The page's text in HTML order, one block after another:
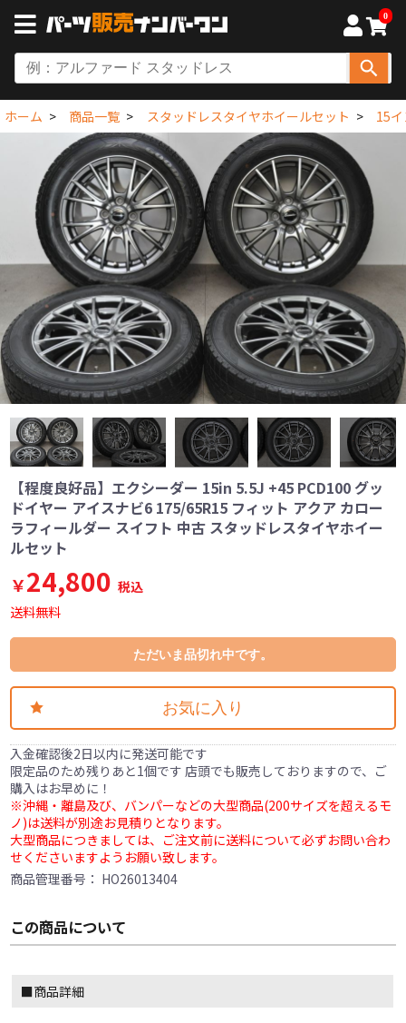
0
ホーム 商品一覧 スタッドレスタイヤホイールセット 15
【程度良好品】エクシーダー 15in 5.5J +45 PCD100 グッ
ドイヤー アイスナビ6 175/65R15 フィット アクア カロー
ラフィールダー スイフト 中古 スタッドレスタイヤホイー
ルセット
￥24,800 税込
送料無料
ただいま品切れ中です。
お気に入り
入金確認後2日以内に発送可能です
限定品のため残りあと1個です 店頭でも販売しておりますので、ご
購入はお早めに！
※沖縄・離島及び、バンパーなどの大型商品(200サイズを超えるモ
ノ)は送料が別途お見積りとなります。
大型商品につきましては、ご注文前に送料について必ずお問い合わ
せくださいますようお願い致します。
商品管理番号： HO26013404
この商品について
■商品詳細